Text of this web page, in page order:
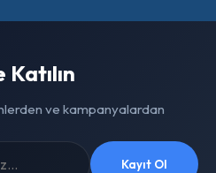
ve kampanyalardan
Kayıt Ol